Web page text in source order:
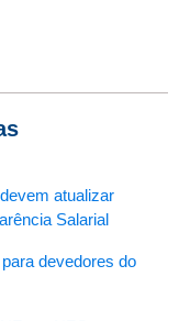
atualizar
Salarial
devedores do